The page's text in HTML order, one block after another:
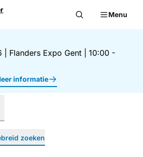
Menu
Flanders Expo Gent
10:00 -
informatie
zoeken